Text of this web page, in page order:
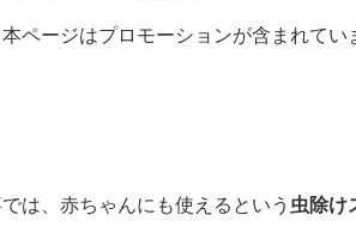
本ページはプロモーションが含まれてい
は、赤ちゃんにも使えるという 虫除け